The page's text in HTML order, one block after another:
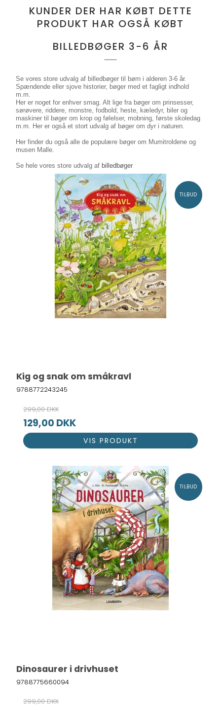
KUNDER DER HAR KØBT DETTE
PRODUKT HAR OGSÅ KØBT
BILLEDBØGER 3-6 ÅR
Se vores store udvalg af billedbøger til børn i alderen 3-6 år.
Spændende eller sjove historier, bøger med et fagligt indhold
m.m.
Her er noget for enhver smag. Alt lige fra bøger om prinsesser,
sørøvere, riddere, monstre, fodbold, heste, kæledyr, biler og
maskiner til bøger om krop og følelser, mobning, første skoledag
m.m. Her er også et stort udvalg af bøger om dyr i naturen.
Her finder du også alle de populære bøger om Mumitroldene og
musen Malle.
Se hele vores store udvalg af billedbøger
TILBUD
Kig og snak om småkravl
9788772243245
299,00 DKK
129,00 DKK
VIS PRODUKT
TILBUD
Dinosaurer i drivhuset
9788775660094
299,00 DKK